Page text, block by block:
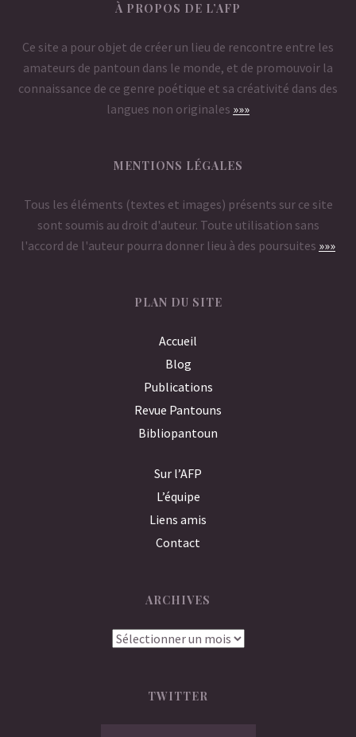
À PROPOS DE L’AFP
Ce site a pour objet de créer un lieu de rencontre entre les
amateurs de pantoun dans le monde, et de promouvoir la
connaissance de ce genre poétique et sa créativité dans des
langues non originales »»»
MENTIONS LÉGALES
Tous les éléments (textes et images) présents sur ce site
sont soumis au droit d'auteur. Toute utilisation sans
l'accord de l'auteur pourra donner lieu à des poursuites »»»
PLAN DU SITE
Accueil
Blog
Publications
Revue Pantouns
Bibliopantoun
Sur l’AFP
L’équipe
Liens amis
Contact
ARCHIVES
Archives
TWITTER